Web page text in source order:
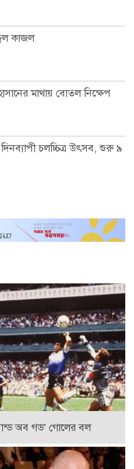
কাজল
মাথায় বোতল নিক্ষেপ
চলচ্চিত্র উৎসব, শুরু ৯
অব গড’ গোলের বল